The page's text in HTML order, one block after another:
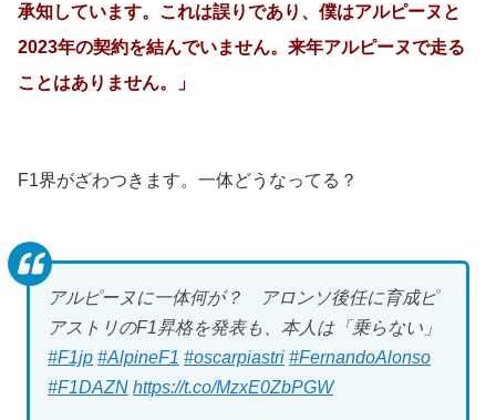
承知しています。これは誤りであり、僕はアルピーヌと
2023年の契約を結んでいません。来年アルピーヌで走る
ことはありません。」
F1界がざわつきます。一体どうなってる？
アルピーヌに一体何が？ アロンソ後任に育成ピ
アストリのF1昇格を発表も、本人は「乗らない」
#F1jp #AlpineF1 #oscarpiastri #FernandoAlonso
#F1DAZN https://t.co/MzxE0ZbPGW